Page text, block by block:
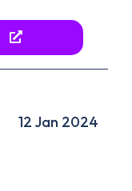
12 Jan 2024